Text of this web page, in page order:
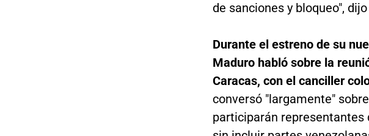
de sanciones y bloqueo",
Durante el estreno de su
Maduro habló sobre la
Caracas, con el canciller
conversó "largamente"
participarán representantes